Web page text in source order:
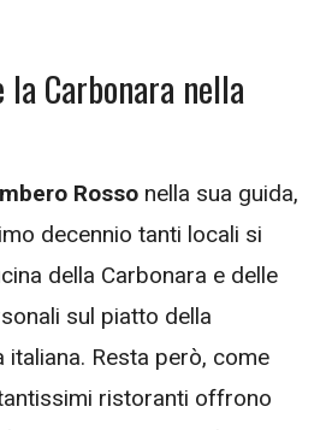
la Carbonara nella
Rosso nella sua guida,
decennio tanti locali si
della Carbonara e delle
sul piatto della
Resta però, come
ristoranti offrono